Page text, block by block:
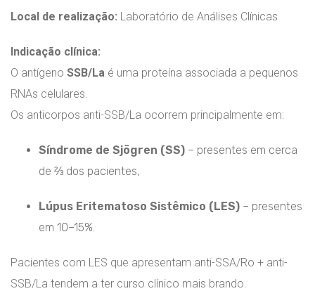
Local de realização: Laboratório de Análises Clínicas
Indicação clínica:
O antígeno SSB/La é uma proteína associada a pequenos
RNAs celulares.
Os anticorpos anti-SSB/La ocorrem principalmente em:
Síndrome de Sjögren (SS) – presentes em cerca
de ⅔ dos pacientes,
Lúpus Eritematoso Sistêmico (LES) – presentes
em 10–15%.
Pacientes com LES que apresentam anti-SSA/Ro + anti-
SSB/La tendem a ter curso clínico mais brando.